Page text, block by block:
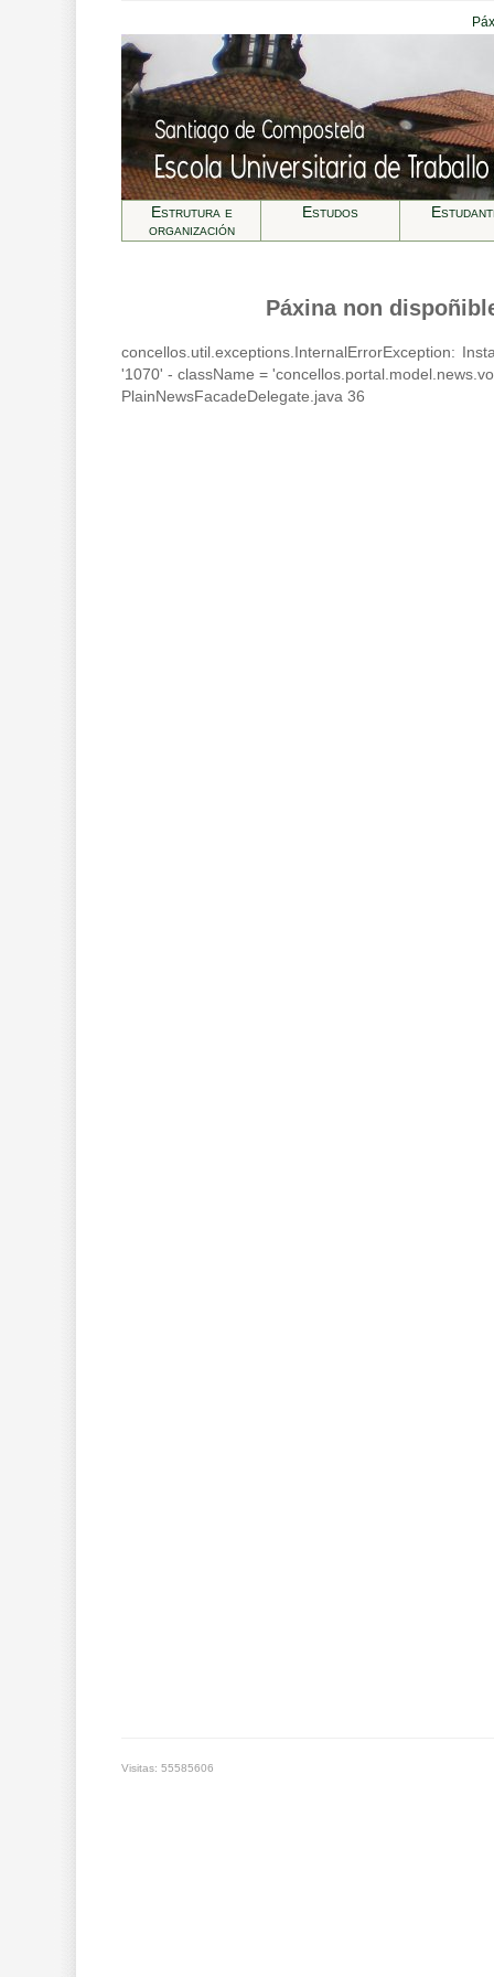
Estrutura e
organización
Estudos
Páxina non
concellos.util.exceptions.InternalErrorException:
'1070' - className =
PlainNewsFacadeDelegate.java 36
Visitas: 55585606